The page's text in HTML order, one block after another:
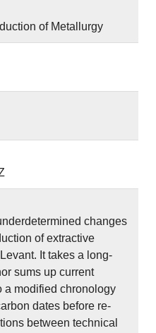
of Metallurgy
changes
of extractive
It takes a long-
sums up current
a modified chronology
dates before re-
between technical